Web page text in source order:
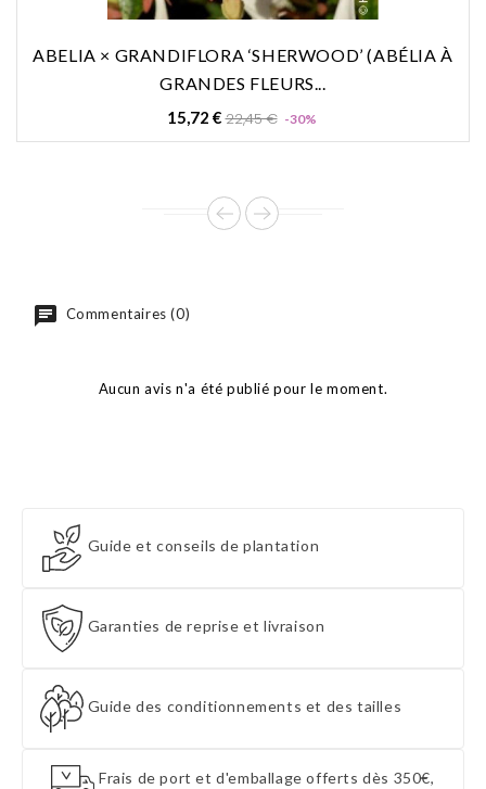
ABELIA × GRANDIFLORA ‘SHERWOOD’ (ABÉLIA À
GRANDES FLEURS...
15,72 €Prix
22,45 € -30%
Commentaires (0)
Aucun avis n'a été publié pour le moment.
Guide et conseils de plantation
Garanties de reprise et livraison
Guide des conditionnements et des tailles
Frais de port et d'emballage offerts dès 350€,